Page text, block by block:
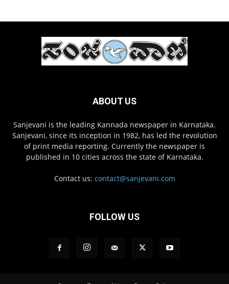
ABOUT US
Sanjevani is the leading Kannada newspaper in Karnataka.
Sanjevani, since its inception in 1982, has led the revolution
of print media reporting. Currently the newspaper is
published in 10 cities across the state of Karnataka.
Contact us: contact@sanjevani.com
FOLLOW US